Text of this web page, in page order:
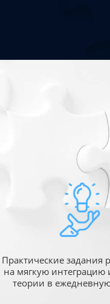
Практические задания
на мягкую интеграцию
теории в